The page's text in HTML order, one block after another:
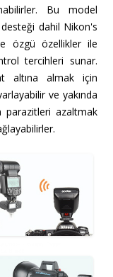
Bu model
dahil Nikon's
özgü özellikler ile
tercihleri sunar.
altına almak için
ve yakında
parazitleri azaltmak